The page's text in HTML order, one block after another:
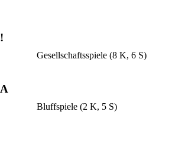
!
Gesellschaftsspiele (8 K, 6 S)
A
Bluffspiele (2 K, 5 S)